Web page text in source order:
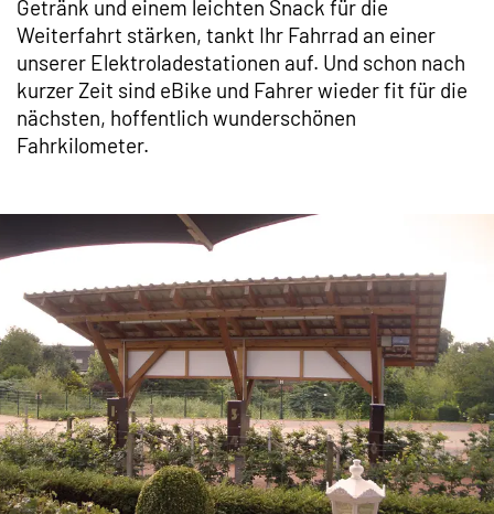
Getränk und einem leichten Snack für die
Weiterfahrt stärken, tankt Ihr Fahrrad an einer
unserer Elektroladestationen auf. Und schon nach
kurzer Zeit sind eBike und Fahrer wieder fit für die
nächsten, hoffentlich wunderschönen
Fahrkilometer.